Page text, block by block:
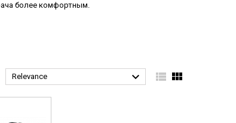
более комфортным.
Relevance   